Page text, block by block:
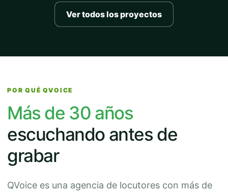
Ver todos los proyectos
POR QUÉ QVOICE
Más de 30 años
escuchando antes de
grabar
QVoice es una agencia de locutores con más de